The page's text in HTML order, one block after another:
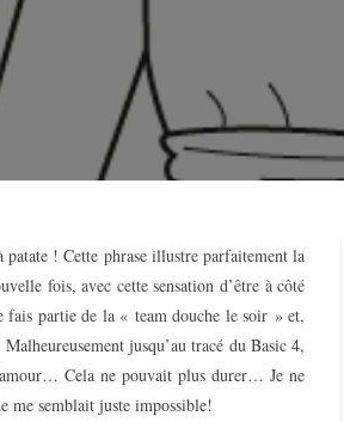
patate ! Cette phrase illustre parfaitement la
fois, avec cette sensation d’être à côté
fais partie de la « team douche le soir » et,
jusqu’au tracé du Basic 4,
Cela ne pouvait plus durer… Je ne
me semblait juste impossible!